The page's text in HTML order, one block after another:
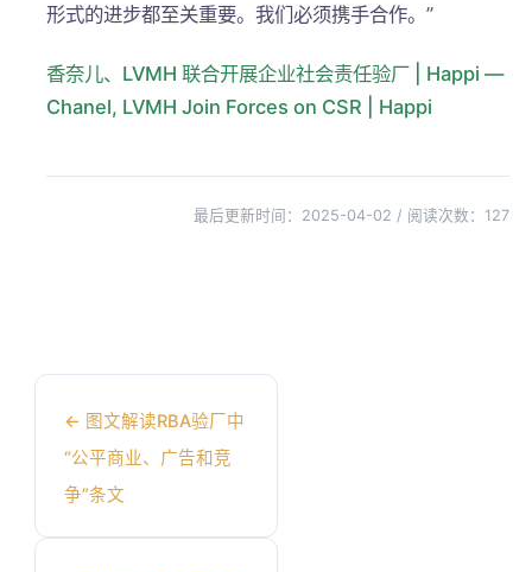
形式的进步都至关重要。我们必须携手合作。”
香奈儿、LVMH 联合开展企业社会责任验厂 | Happi —
Chanel, LVMH Join Forces on CSR | Happi
最后更新时间：2025-04-02 / 阅读次数： 127
← 图文解读RBA验厂中
“公平商业、广告和竞
争”条文